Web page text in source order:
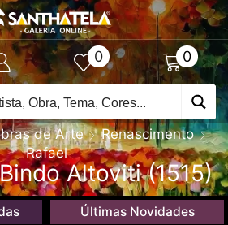
0 0
de Arte
Renascimento
Rafael
Altoviti (1515)
Últimas Novidades